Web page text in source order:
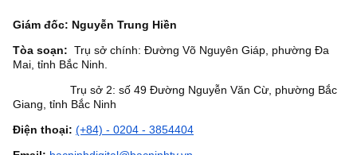
Giám đốc: Nguyễn Trung Hiền
Tòa soạn: Trụ sở chính: Đường Võ Nguyên Giáp, phường Đa
Mai, tỉnh Bắc Ninh.
Trụ sở 2: số 49 Đường Nguyễn Văn Cừ, phường Bắc
Giang, tỉnh Bắc Ninh
Điện thoại: (+84) - 0204 - 3854404